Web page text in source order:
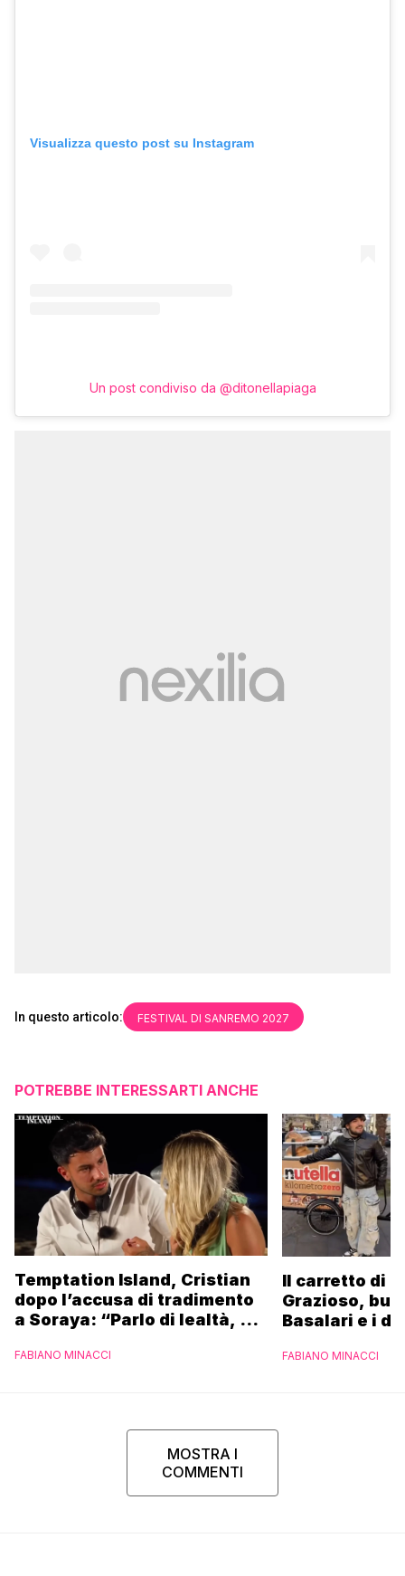
Visualizza questo post su Instagram
Un post condiviso da @ditonellapiaga
In questo articolo: FESTIVAL DI SANREMO 2027
POTREBBE INTERESSARTI ANCHE
Temptation Island, Cristian
dopo l’accusa di tradimento
a Soraya: “Parlo di lealtà, ma
FABIANO MINACCI
Il carretto di
Grazioso,
Basalari e i
Ferrero”
FABIANO MINACCI
MOSTRA I
COMMENTI